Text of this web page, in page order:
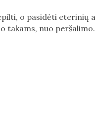
o pasidėti eterinių
takams, nuo peršalimo.